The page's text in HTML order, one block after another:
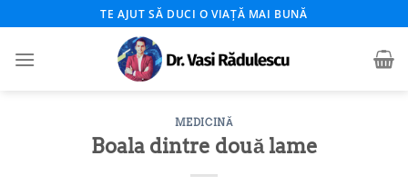
to
content
TE AJUT SĂ DUCI O VIAȚĂ MAI BUNĂ
MEDICINĂ
Boala dintre două lame